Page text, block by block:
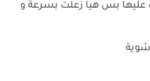
بس هيا زعلت بسرعة و